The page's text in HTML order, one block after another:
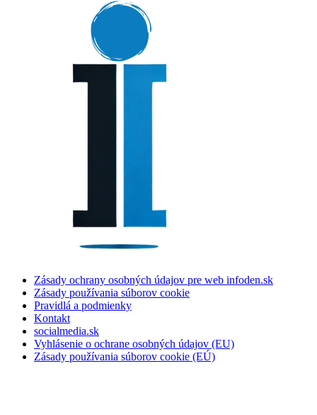
Zásady ochrany osobných údajov pre web infoden.sk
Zásady používania súborov cookie
Pravidlá a podmienky
Kontakt
socialmedia.sk
Vyhlásenie o ochrane osobných údajov (EU)
Zásady používania súborov cookie (EÚ)